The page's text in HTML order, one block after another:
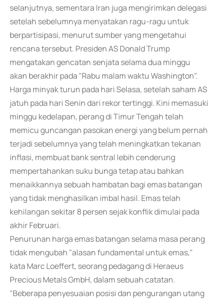
selanjutnya, sementara Iran juga mengirimkan delegasi
setelah sebelumnya menyatakan ragu-ragu untuk
berpartisipasi, menurut sumber yang mengetahui
rencana tersebut. Presiden AS Donald Trump
mengatakan gencatan senjata selama dua minggu
akan berakhir pada "Rabu malam waktu Washington".
Harga minyak turun pada hari Selasa, setelah saham AS
jatuh pada hari Senin dari rekor tertinggi. Kini memasuki
minggu kedelapan, perang di Timur Tengah telah
memicu guncangan pasokan energi yang belum pernah
terjadi sebelumnya yang telah meningkatkan tekanan
inflasi, membuat bank sentral lebih cenderung
mempertahankan suku bunga tetap atau bahkan
menaikkannya sebuah hambatan bagi emas batangan
yang tidak menghasilkan imbal hasil. Emas telah
kehilangan sekitar 8 persen sejak konflik dimulai pada
akhir Februari.
Penurunan harga emas batangan selama masa perang
tidak mengubah "alasan fundamental untuk emas,"
kata Marc Loeffert, seorang pedagang di Heraeus
Precious Metals GmbH, dalam sebuah catatan.
"Beberapa penyesuaian posisi dan pengurangan utang